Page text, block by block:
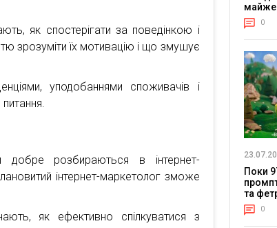
як спостерігати за поведінкою і
зрозуміти їх мотивацію і що змушує
уподобаннями споживачів і
добре розбираються в інтернет-
інтернет-маркетолог зможе
як ефективно спілкуватися з
майже
0
Поки
та
0